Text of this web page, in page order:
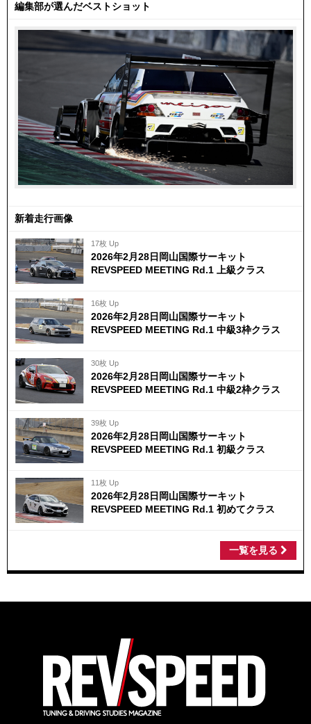
編集部が選んだベストショット
新着走行画像
17枚 Up
2026年2月28日岡山国際サーキット
REVSPEED MEETING Rd.1 上級クラス
16枚 Up
2026年2月28日岡山国際サーキット
REVSPEED MEETING Rd.1 中級3枠クラス
30枚 Up
2026年2月28日岡山国際サーキット
REVSPEED MEETING Rd.1 中級2枠クラス
39枚 Up
2026年2月28日岡山国際サーキット
REVSPEED MEETING Rd.1 初級クラス
11枚 Up
2026年2月28日岡山国際サーキット
REVSPEED MEETING Rd.1 初めてクラス
一覧を見る